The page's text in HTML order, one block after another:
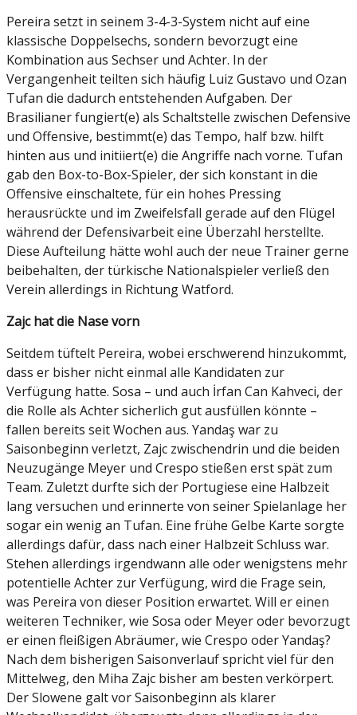
Pereira setzt in seinem 3-4-3-System nicht auf eine
klassische Doppelsechs, sondern bevorzugt eine
Kombination aus Sechser und Achter. In der
Vergangenheit teilten sich häufig Luiz Gustavo und Ozan
Tufan die dadurch entstehenden Aufgaben. Der
Brasilianer fungiert(e) als Schaltstelle zwischen Defensive
und Offensive, bestimmt(e) das Tempo, half bzw. hilft
hinten aus und initiiert(e) die Angriffe nach vorne. Tufan
gab den Box-to-Box-Spieler, der sich konstant in die
Offensive einschaltete, für ein hohes Pressing
herausrückte und im Zweifelsfall gerade auf den Flügel
während der Defensivarbeit eine Überzahl herstellte.
Diese Aufteilung hätte wohl auch der neue Trainer gerne
beibehalten, der türkische Nationalspieler verließ den
Verein allerdings in Richtung Watford.
Zajc hat die Nase vorn
Seitdem tüftelt Pereira, wobei erschwerend hinzukommt,
dass er bisher nicht einmal alle Kandidaten zur
Verfügung hatte. Sosa – und auch İrfan Can Kahveci, der
die Rolle als Achter sicherlich gut ausfüllen könnte –
fallen bereits seit Wochen aus. Yandaş war zu
Saisonbeginn verletzt, Zajc zwischendrin und die beiden
Neuzugänge Meyer und Crespo stießen erst spät zum
Team. Zuletzt durfte sich der Portugiese eine Halbzeit
lang versuchen und erinnerte von seiner Spielanlage her
sogar ein wenig an Tufan. Eine frühe Gelbe Karte sorgte
allerdings dafür, dass nach einer Halbzeit Schluss war.
Stehen allerdings irgendwann alle oder wenigstens mehr
potentielle Achter zur Verfügung, wird die Frage sein,
was Pereira von dieser Position erwartet. Will er einen
weiteren Techniker, wie Sosa oder Meyer oder bevorzugt
er einen fleißigen Abräumer, wie Crespo oder Yandaş?
Nach dem bisherigen Saisonverlauf spricht viel für den
Mittelweg, den Miha Zajc bisher am besten verkörpert.
Der Slowene galt vor Saisonbeginn als klarer